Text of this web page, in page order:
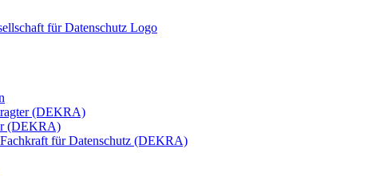
(DEKRA)
(DEKRA)
für Datenschutz (DEKRA)